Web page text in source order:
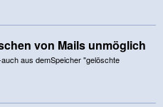
von Mails unmöglich
aus demSpeicher "gelöschte